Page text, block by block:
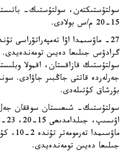
سولتۇستىكتەن، سولتۇستىك-
15-20 م/س بولادى.
سولتۇستىك قازاقستان، اقمولا
جەرلەردە قاتتى جاڭبىر جاۋادى.
بۇرشاق كۇتىلەدى.
سولتۇستىك- شىعىستان سوققان
جىلىعا دەيىن تومەندەيدى.